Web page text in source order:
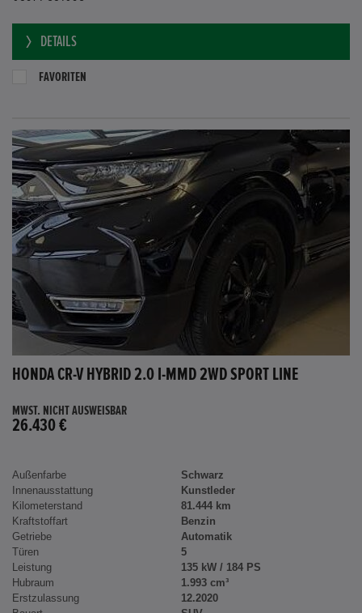
DETAILS
MWST. NICHT AUSWEISBAR
Außenfarbe
Schwarz
Innenausstattung
Kunstleder
Kilometerstand
81.444 km
Kraftstoffart
Benzin
Getriebe
Automatik
Türen
5
Leistung
135 kW / 184 PS
Hubraum
1.993 cm³